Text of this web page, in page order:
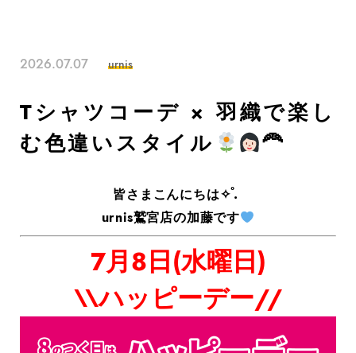
2026.07.07 urnis
Tシャツコーデ × 羽織で楽し
む色違いスタイル
‍🦰
皆さまこんにちは✧˚.
urnis鷲宮店の加藤です
7月8日(水曜日)
\\ハッピーデー//